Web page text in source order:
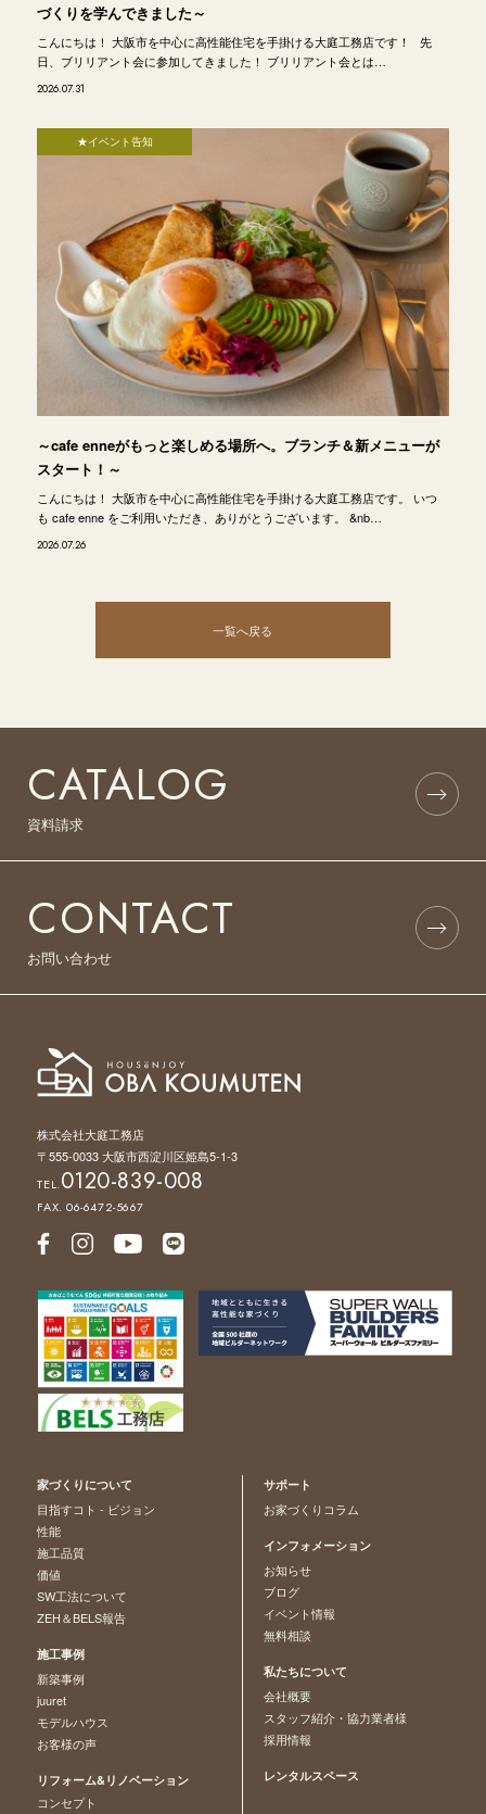
づくりを学んできました～
こんにちは！ 大阪市を中心に高性能住宅を手掛ける大庭工務店です！ 先
日、ブリリアント会に参加してきました！ ブリリアント会とは…
2026.07.31
★イベント告知
～cafe enneがもっと楽しめる場所へ。ブランチ＆新メニューが
スタート！～
こんにちは！ 大阪市を中心に高性能住宅を手掛ける大庭工務店です。 いつ
も cafe enne をご利用いただき、ありがとうございます。 &nb…
2026.07.26
一覧へ戻る
CATALOG
資料請求
CONTACT
お問い合わせ
株式会社大庭工務店
〒555-0033 大阪市西淀川区姫島5-1-3
TEL.0120-839-008
FAX. 06-6472-5667
家づくりについて
目指すコト - ビジョン
性能
施工品質
価値
SW工法について
ZEH＆BELS報告
施工事例
新築事例
juuret
モデルハウス
お客様の声
リフォーム&リノベーション
コンセプト
サポート
お家づくりコラム
インフォメーション
お知らせ
ブログ
イベント情報
無料相談
私たちについて
会社概要
スタッフ紹介・協力業者様
採用情報
レンタルスペース